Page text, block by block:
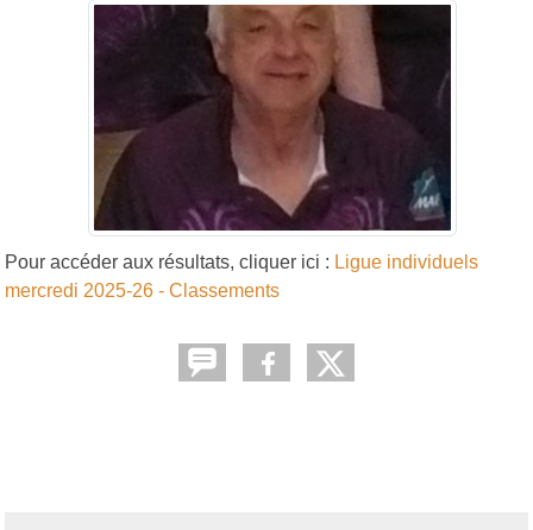
Pour accéder aux résultats, cliquer ici : Ligue individuels
mercredi 2025-26 - Classements